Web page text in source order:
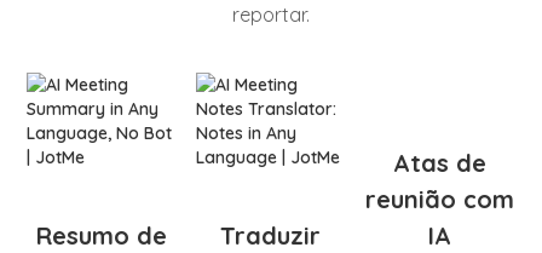
reportar.
Resumo de
Traduzir
Atas de
reunião com
IA